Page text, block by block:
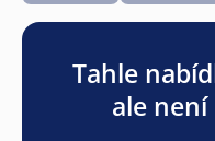
Tahle
ale